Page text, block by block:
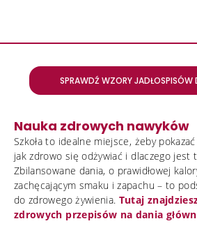
SPRAWDŹ WZORY JADŁOSPISÓW
Nauka zdrowych nawyków
Szkoła to idealne miejsce, żeby
jak zdrowo się odżywiać i dlaczego jest
Zbilansowane dania, o prawidłowej
zachęcającym smaku i zapachu – to
do zdrowego żywienia. Tutaj
zdrowych przepisów na dania